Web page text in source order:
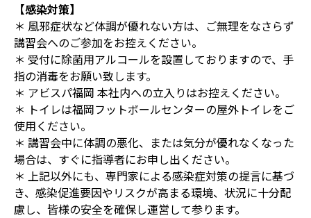
【感染対策】
＊ 風邪症状など体調が優れない方は、ご無理をなさらず
講習会へのご参加をお控えください。
＊ 受付に除菌用アルコールを設置しておりますので、手
指の消毒をお願い致します。
＊ アビスパ福岡 本社内への立入りはお控えください。
＊ トイレは福岡フットボールセンターの屋外トイレをご
使用ください。
＊ 講習会中に体調の悪化、または気分が優れなくなった
場合は、すぐに指導者にお申し出ください。
＊ 上記以外にも、専門家による感染症対策の提言に基づ
き、感染促進要因やリスクが高まる環境、状況に十分配
慮し、皆様の安全を確保し運営して参ります。